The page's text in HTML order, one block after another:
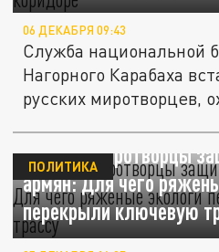
06 ДЕКАБРЯ 09:43
Служба национальной
Нагорного Карабаха
русских миротворцев,
Русские миротворцы
армян: Для чего
перекрыли ключевую
ПОЛИТИКА